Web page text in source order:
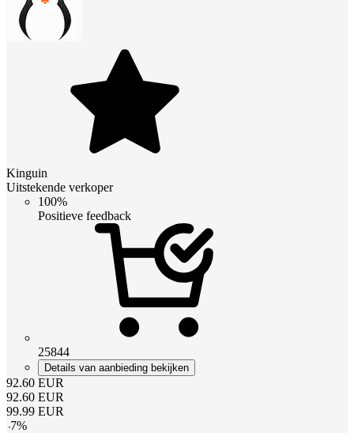
Kinguin
Uitstekende verkoper
100%
Positieve feedback
25844
Details van aanbieding bekijken
92.60 EUR
92.60 EUR
99.99 EUR
-7%